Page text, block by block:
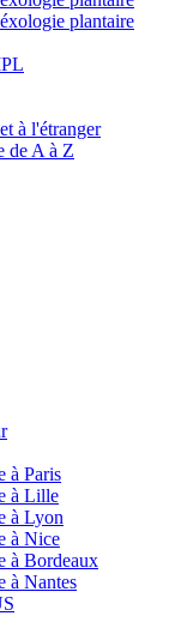
plantaire
à l'étranger
de A à Z
à Paris
à Lille
à Lyon
à Nice
à Bordeaux
à Nantes